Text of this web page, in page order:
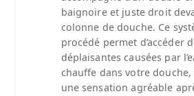
baignoire et juste droit
colonne de douche. Ce
procédé permet d’accéder
déplaisantes causées par
chauffe dans votre
une sensation agréable